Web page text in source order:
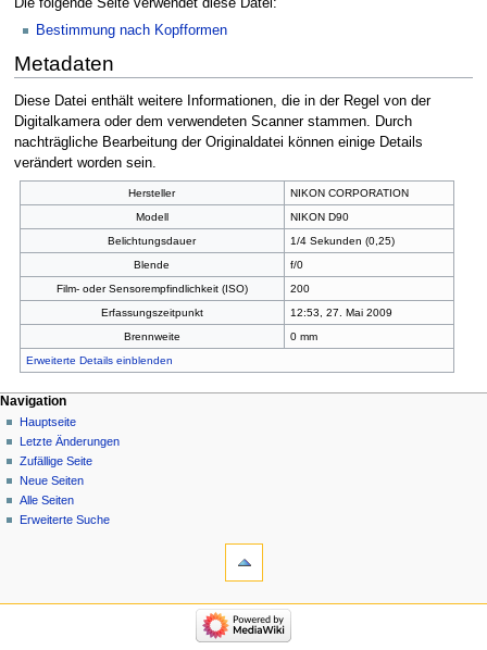
Die folgende Seite verwendet diese Datei:
Bestimmung nach Kopfformen
Metadaten
Diese Datei enthält weitere Informationen, die in der Regel von der
Digitalkamera oder dem verwendeten Scanner stammen. Durch
nachträgliche Bearbeitung der Originaldatei können einige Details
verändert worden sein.
Hersteller
NIKON CORPORATION
Modell
NIKON D90
Belichtungsdauer
1/4 Sekunden (0,25)
Blende
f/0
Film- oder Sensorempfindlichkeit (ISO)
200
Erfassungszeitpunkt
12:53, 27. Mai 2009
Brennweite
0 mm
Erweiterte Details einblenden
Navigation
Hauptseite
Letzte Änderungen
Zufällige Seite
Neue Seiten
Alle Seiten
Erweiterte Suche